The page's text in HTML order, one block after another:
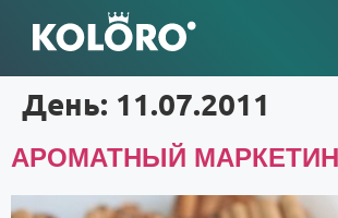
День: 11.07.2011
АРОМАТНЫЙ